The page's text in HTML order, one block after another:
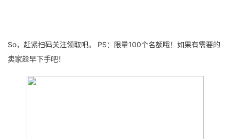
So，赶紧扫码关注领取吧。 PS：限量100个名额哦！如果有需要的
卖家趁早下手吧！